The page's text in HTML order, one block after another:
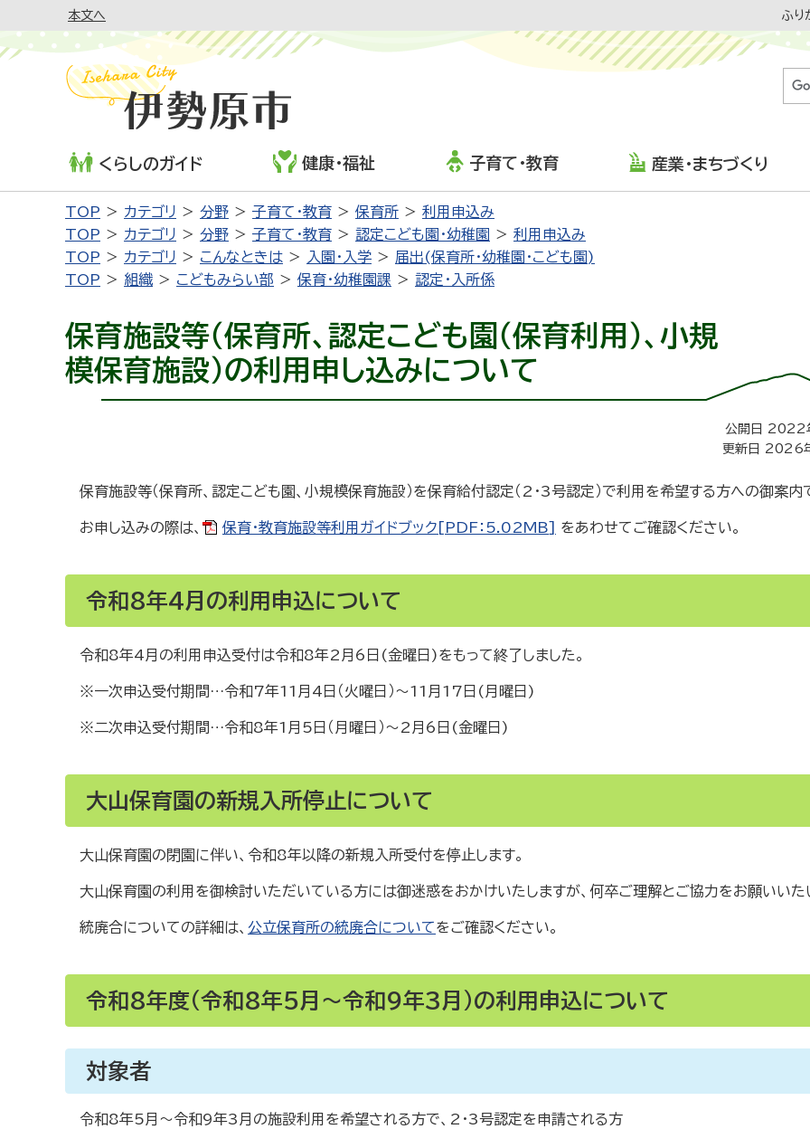
本文へ ふり
くらしのガイド 健康・福祉 子育て・教育 産業・まちづくり
TOP カテゴリ 分野 子育て・教育 保育所
利用申込み
TOP
カテゴリ 分野 子育て・教育 認定こども園・幼稚園
利用申込み
TOP
カテゴリ こんなときは 入園・入学
届出(保育所・幼稚園・こども園)
TOP
組織 こどもみらい部 保育・幼稚園課 認定・入所係
保育施設等（保育所、認定こども園（保育利用）、小規
模保育施設）の利用申し込みについて
公開日 2022
更新日 2026
保育施設等（保育所、認定こども園、小規模保育施設）を保育給付認定（2・3号認定）で利用を希望する方への御案内
お申し込みの際は、 保育・教育施設等利用ガイドブック[PDF：5.02MB] をあわせてご確認ください。
令和8年4月の利用申込について
令和8年4月の利用申込受付は令和8年2月6日(金曜日)をもって終了しました。
※一次申込受付期間…令和7年11月4日（火曜日）～11月17日(月曜日)
※二次申込受付期間…令和8年1月5日（月曜日）～2月6日(金曜日)
大山保育園の新規入所停止について
大山保育園の閉園に伴い、令和8年以降の新規入所受付を停止します。
大山保育園の利用を御検討いただいている方には御迷惑をおかけいたしますが、何卒ご理解とご協力をお願いいた
統廃合についての詳細は、 公立保育所の統廃合についてをご確認ください。
令和8年度（令和8年5月～令和9年3月）の利用申込について
対象者
令和8年5月～令和9年3月の施設利用を希望される方で、2・3号認定を申請される方